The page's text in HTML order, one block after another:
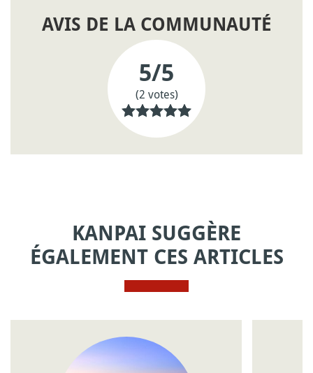
AVIS DE LA COMMUNAUTÉ
5/5
(2 votes)
KANPAI SUGGÈRE
ÉGALEMENT CES ARTICLES